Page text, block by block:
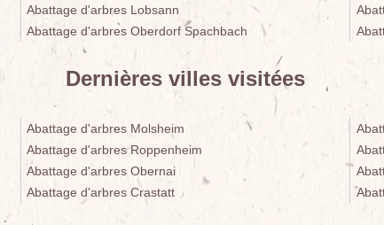
Abattage d'arbres Lobsann
Abattage d'arbres Oberdorf Spachbach
Dernières villes visitées
Abattage d'arbres Molsheim
Abattage d'arbres Roppenheim
Abattage d'arbres Obernai
Abattage d'arbres Crastatt